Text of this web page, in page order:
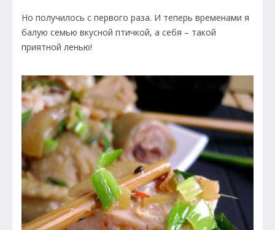
Но получилось с первого раза. И теперь временами я
балую семью вкусной птичкой, а себя – такой
приятной ленью!